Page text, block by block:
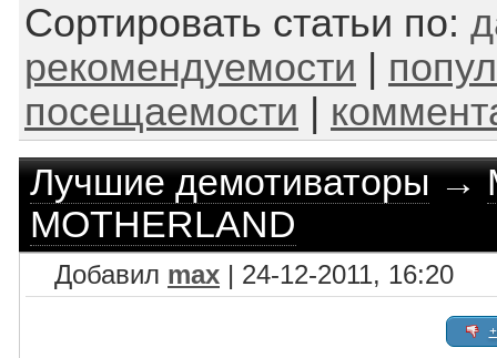
Сортировать статьи по:
рекомендуемости
посещаемости
Лучшие демотиваторы→
MOTHERLAND
Добавил max | 24-12-2011, 16:20